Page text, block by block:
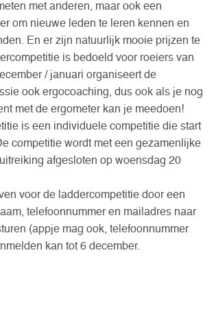
met anderen, maar ook een
om nieuwe leden te leren kennen en
En er zijn natuurlijk mooie prijzen te
is bedoeld voor roeiers van
/ januari organiseert de
ook ergocoaching, dus ook als je nog
met de ergometer kan je meedoen!
is een individuele competitie die start
competitie wordt met een gezamenlijke
afgesloten op woensdag 20
voor de laddercompetitie door een
telefoonnummer en mailadres naar
(appje mag ook, telefoonnummer
kan tot 6 december.